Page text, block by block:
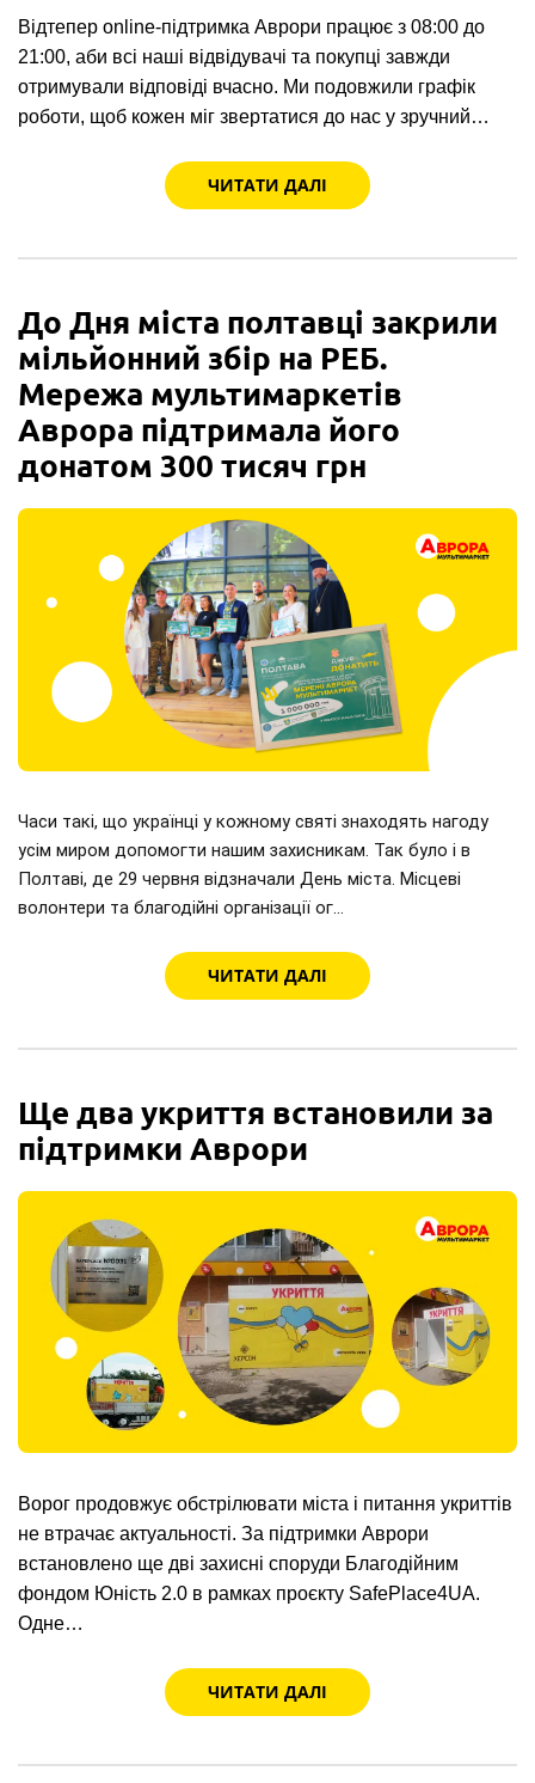
Відтепер online-підтримка Аврори працює з 08:00 до
21:00, аби всі наші відвідувачі та покупці завжди
отримували відповіді вчасно. Ми подовжили графік
роботи, щоб кожен міг звертатися до нас у зручний…
ЧИТАТИ ДАЛІ
До Дня міста полтавці закрили
мільйонний збір на РЕБ.
Мережа мультимаркетів
Аврора підтримала його
донатом 300 тисяч грн
Часи такі, що українці у кожному святі знаходять нагоду
усім миром допомогти нашим захисникам. Так було і в
Полтаві, де 29 червня відзначали День міста. Місцеві
волонтери та благодійні організації ог…
ЧИТАТИ ДАЛІ
Ще два укриття встановили за
підтримки Аврори
Ворог продовжує обстрілювати міста і питання укриттів
не втрачає актуальності. За підтримки Аврори
встановлено ще дві захисні споруди Благодійним
фондом Юність 2.0 в рамках проєкту SafePlace4UA.
Одне…
ЧИТАТИ ДАЛІ